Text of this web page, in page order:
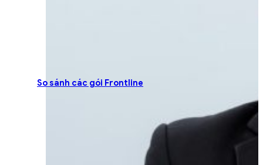
So sánh các gói Frontline